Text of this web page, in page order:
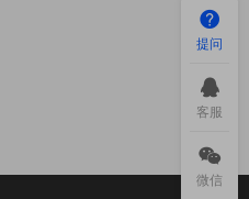
提问
客服
微信